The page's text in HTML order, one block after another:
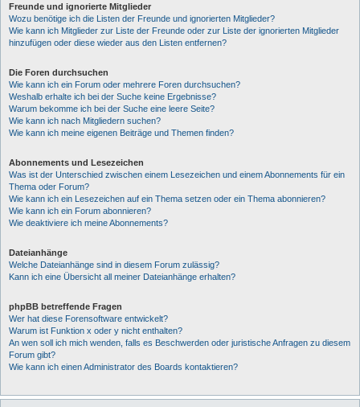
Freunde und ignorierte Mitglieder
Wozu benötige ich die Listen der Freunde und ignorierten Mitglieder?
Wie kann ich Mitglieder zur Liste der Freunde oder zur Liste der ignorierten Mitglieder
hinzufügen oder diese wieder aus den Listen entfernen?
Die Foren durchsuchen
Wie kann ich ein Forum oder mehrere Foren durchsuchen?
Weshalb erhalte ich bei der Suche keine Ergebnisse?
Warum bekomme ich bei der Suche eine leere Seite?
Wie kann ich nach Mitgliedern suchen?
Wie kann ich meine eigenen Beiträge und Themen finden?
Abonnements und Lesezeichen
Was ist der Unterschied zwischen einem Lesezeichen und einem Abonnements für ein
Thema oder Forum?
Wie kann ich ein Lesezeichen auf ein Thema setzen oder ein Thema abonnieren?
Wie kann ich ein Forum abonnieren?
Wie deaktiviere ich meine Abonnements?
Dateianhänge
Welche Dateianhänge sind in diesem Forum zulässig?
Kann ich eine Übersicht all meiner Dateianhänge erhalten?
phpBB betreffende Fragen
Wer hat diese Forensoftware entwickelt?
Warum ist Funktion x oder y nicht enthalten?
An wen soll ich mich wenden, falls es Beschwerden oder juristische Anfragen zu diesem
Forum gibt?
Wie kann ich einen Administrator des Boards kontaktieren?